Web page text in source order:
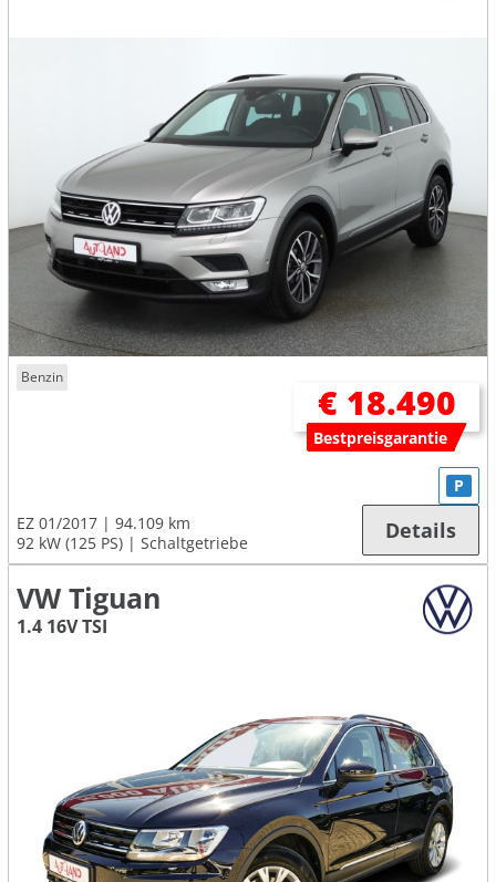
Benzin
€ 18.490
Bestpreisgarantie
EZ 01/2017
94.109 km
92 kW (125 PS)
Schaltgetriebe
P
Details
VW Tiguan
1.4 16V TSI